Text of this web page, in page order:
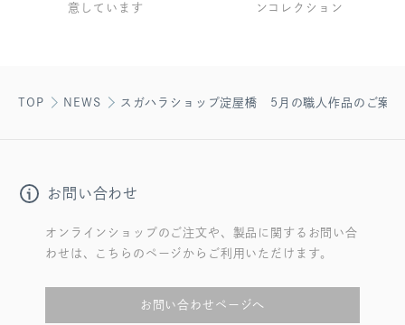
意しています
ンコレクション
TOP NEWS スガハラショップ淀屋橋 5月の職人作品のご案内
お問い合わせ
オンラインショップのご注文や、製品に関するお問い合
わせは、こちらのページからご利用いただけます。
お問い合わせページへ